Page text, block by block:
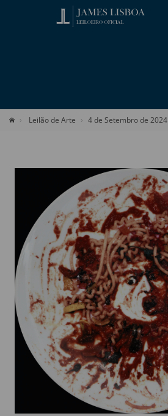
Leilão de Arte 4 de Setembro de 2024